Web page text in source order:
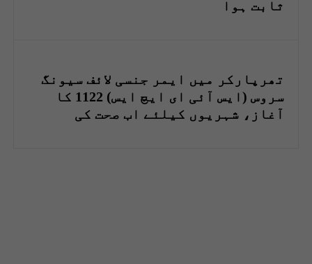
ثابت ہوا
تھرپارکر میں ایمر جنسی لائف سیونگ
سروس (ایس آئی ای ایچ ایس) 1122 کا
آغاز، شہریوں کیلئے اب صحت کی